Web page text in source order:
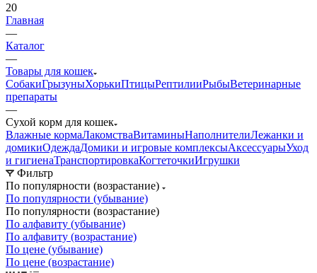
20
Главная
—
Каталог
—
Товары для кошек
СобакиГрызуныХорькиПтицыРептилииРыбыВетеринарные
препараты
—
Сухой корм для кошек
Влажные кормаЛакомстваВитаминыНаполнителиЛежанки и
домикиОдеждаДомики и игровые комплексыАксессуарыУход
и гигиенаТранспортировкаКогтеточкиИгрушки
Фильтр
По популярности (возрастание)
По популярности (убывание)
По популярности (возрастание)
По алфавиту (убывание)
По алфавиту (возрастание)
По цене (убывание)
По цене (возрастание)